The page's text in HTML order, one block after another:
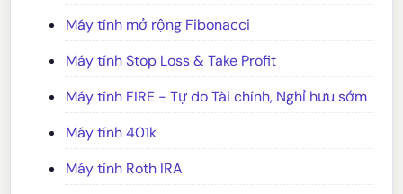
Máy tính mở rộng Fibonacci
Máy tính Stop Loss & Take Profit
Máy tính FIRE - Tự do Tài chính, Nghỉ hưu sớm
Máy tính 401k
Máy tính Roth IRA